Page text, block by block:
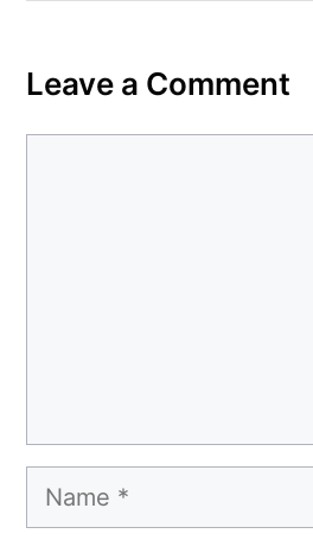
Leave a Comment
Name